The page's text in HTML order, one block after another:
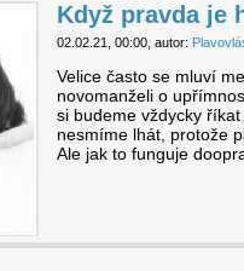
Když pravda je
02.02.21, 00:00, autor:
Velice často se mluví
novomanželi o
si budeme vždycky
nesmíme lhát, protože
Ale jak to funguje